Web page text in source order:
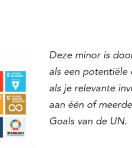
Deze minor is
als een
als je relevante
aan één of
Goals van de UN.